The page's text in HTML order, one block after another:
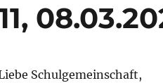
Schulgemeinschaft,